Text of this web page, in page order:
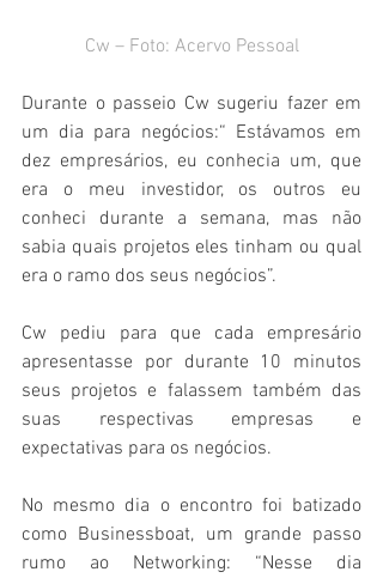
Cw – Foto: Acervo Pessoal
Durante o passeio Cw sugeriu fazer em
um dia para negócios:“ Estávamos em
dez empresários, eu conhecia um, que
era o meu investidor, os outros eu
conheci durante a semana, mas não
sabia quais projetos eles tinham ou qual
era o ramo dos seus negócios”.
Cw pediu para que cada empresário
apresentasse por durante 10 minutos
seus projetos e falassem também das
suas respectivas empresas e
expectativas para os negócios.
No mesmo dia o encontro foi batizado
como Businessboat, um grande passo
rumo ao Networking: “Nesse dia